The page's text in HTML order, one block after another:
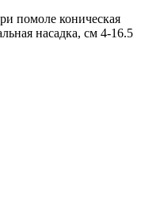
помоле коническая
насадка, см 4-16.5